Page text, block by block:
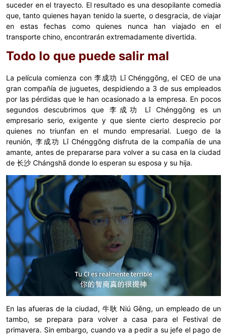
suceder en el trayecto. El resultado es una desopilante comedia
que, tanto quienes hayan tenido la suerte, o desgracia, de viajar
en estas fechas como quienes nunca han viajado en el
transporte chino, encontrarán extremadamente divertida.
Todo lo que puede salir mal
La película comienza con 李成功 Lǐ Chénggōng, el CEO de una
gran compañía de juguetes, despidiendo a 3 de sus empleados
por las pérdidas que le han ocasionado a la empresa. En pocos
segundos descubrimos que 李成功 Lǐ Chénggōng es un
empresario serio, exigente y que siente cierto desprecio por
quienes no triunfan en el mundo empresarial. Luego de la
reunión, 李成功 Lǐ Chénggōng disfruta de la compañía de una
amante, antes de prepararse para volver a su casa en la ciudad
de 长沙 Chángshā donde lo esperan su esposa y su hija.
En las afueras de la ciudad, 牛耿 Niú Gěng, un empleado de un
tambo, se prepara para volver a casa para el Festival de
primavera. Sin embargo, cuando va a pedir a su jefe el pago de